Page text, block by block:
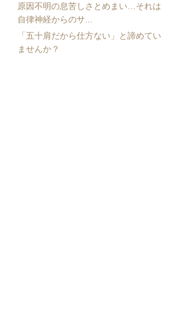
原因不明の息苦しさとめまい…それは
自律神経からのサ...
「五十肩だから仕方ない」と諦めてい
ませんか？